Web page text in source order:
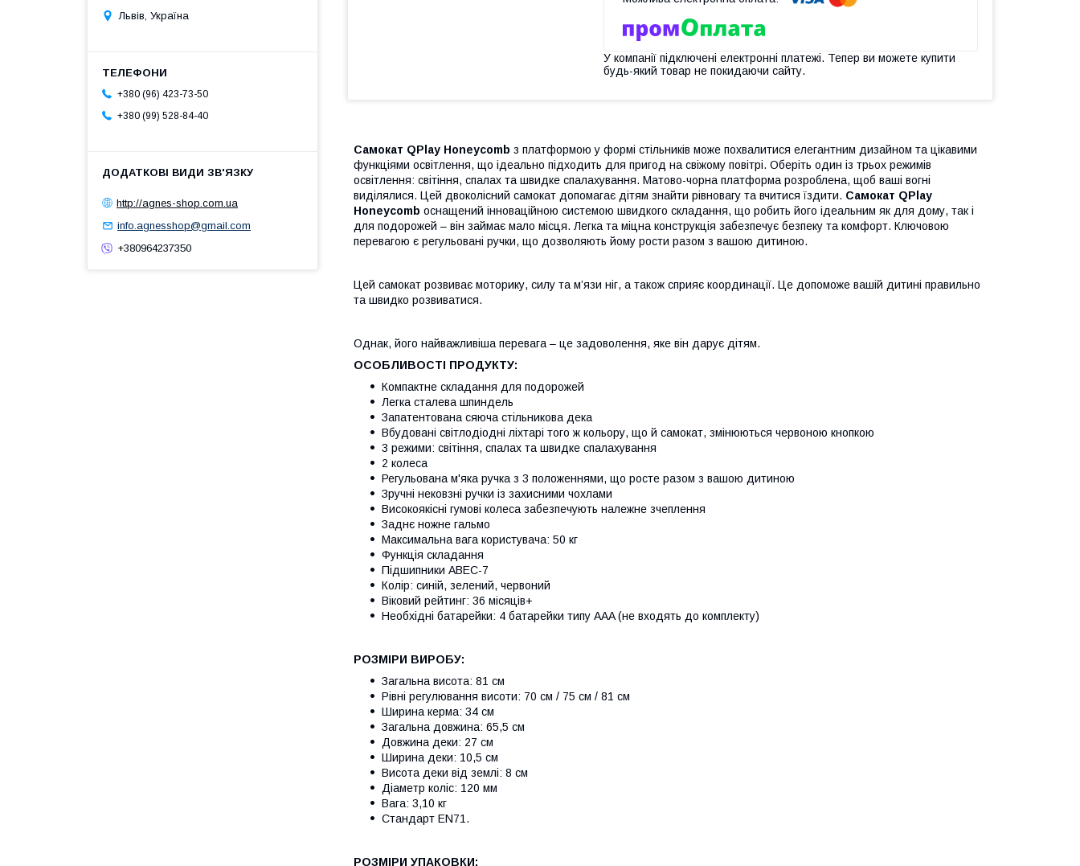
У компанії підключені електронні платежі. Тепер ви можете купити
будь-який товар не покидаючи сайту.
Самокат QPlay Honeycomb з платформою у формі стільників може похвалитися елегантним дизайном та цікавими
функціями освітлення, що ідеально підходить для пригод на свіжому повітрі. Оберіть один із трьох режимів
освітлення: світіння, спалах та швидке спалахування. Матово-чорна платформа розроблена, щоб ваші вогні
виділялися. Цей двоколісний самокат допомагає дітям знайти рівновагу та вчитися їздити. Самокат QPlay
Honeycomb оснащений інноваційною системою швидкого складання, що робить його ідеальним як для дому, так і
для подорожей – він займає мало місця. Легка та міцна конструкція забезпечує безпеку та комфорт. Ключовою
перевагою є регульовані ручки, що дозволяють йому рости разом з вашою дитиною.
Цей самокат розвиває моторику, силу та м’язи ніг, а також сприяє координації. Це допоможе вашій дитині правильно
та швидко розвиватися.
Однак, його найважливіша перевага – це задоволення, яке він дарує дітям.
ОСОБЛИВОСТІ ПРОДУКТУ:
Компактне складання для подорожей
Легка сталева шпиндель
Запатентована сяюча стільникова дека
Вбудовані світлодіодні ліхтарі того ж кольору, що й самокат, змінюються червоною кнопкою
3 режими: світіння, спалах та швидке спалахування
2 колеса
Регульована м'яка ручка з 3 положеннями, що росте разом з вашою дитиною
Зручні нековзні ручки із захисними чохлами
Високоякісні гумові колеса забезпечують належне зчеплення
Заднє ножне гальмо
Максимальна вага користувача: 50 кг
Функція складання
Підшипники ABEC-7
Колір: синій, зелений, червоний
Віковий рейтинг: 36 місяців+
Необхідні батарейки: 4 батарейки типу AAA (не входять до комплекту)
РОЗМІРИ ВИРОБУ:
Загальна висота: 81 см
Рівні регулювання висоти: 70 см / 75 см / 81 см
Ширина керма: 34 см
Загальна довжина: 65,5 см
Довжина деки: 27 см
Ширина деки: 10,5 см
Висота деки від землі: 8 см
Діаметр коліс: 120 мм
Вага: 3,10 кг
Стандарт EN71.
РОЗМІРИ УПАКОВКИ:
Львів, Україна
+380 (96) 423-73-50
+380 (99) 528-84-40
http://agnes-shop.com.ua
info.agnesshop@gmail.com
+380964237350